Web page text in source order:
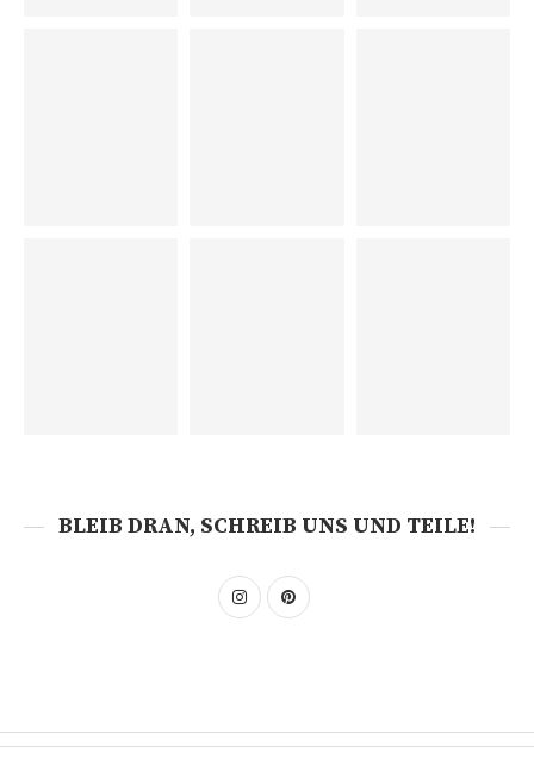
BLEIB DRAN, SCHREIB UNS UND TEILE!